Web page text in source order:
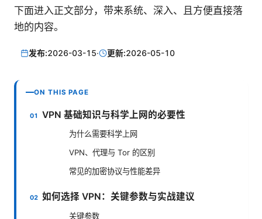
下面进入正文部分，带来系统、深入、且方便直接落
地的内容。
发布:2026-03-15· 更新:2026-05-10
ON THIS PAGE
VPN 基础知识与科学上网的必要性
为什么需要科学上网
VPN、代理与 Tor 的区别
常见的加密协议与性能差异
如何选择 VPN：关键参数与实战建议
关键参数